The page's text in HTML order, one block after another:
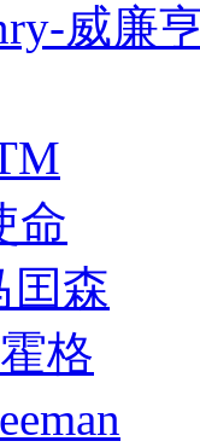
威廉
命
囯森
格